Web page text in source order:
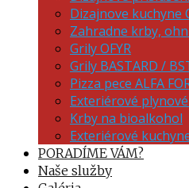
Dizajnove kuchyne
Zahradne krby,
Grily OFYR
Grily BASTARD /
Pizza pece ALFA
Exteriérové
Krby na bioalkohol
Exteriérové
PORADÍME VÁM?
Naše služby